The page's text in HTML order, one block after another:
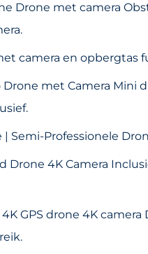
Drone met camera
camera en opbergtas
Drone met Camera
| Semi-Professionele
Drone 4K Camera
4K GPS drone 4K